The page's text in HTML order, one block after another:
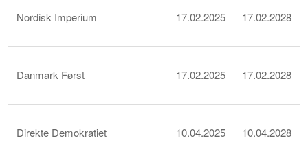
Nordisk Imperium 17.02.2025 17.02.2028
Danmark Først 17.02.2025 17.02.2028
Direkte Demokratiet 10.04.2025 10.04.2028